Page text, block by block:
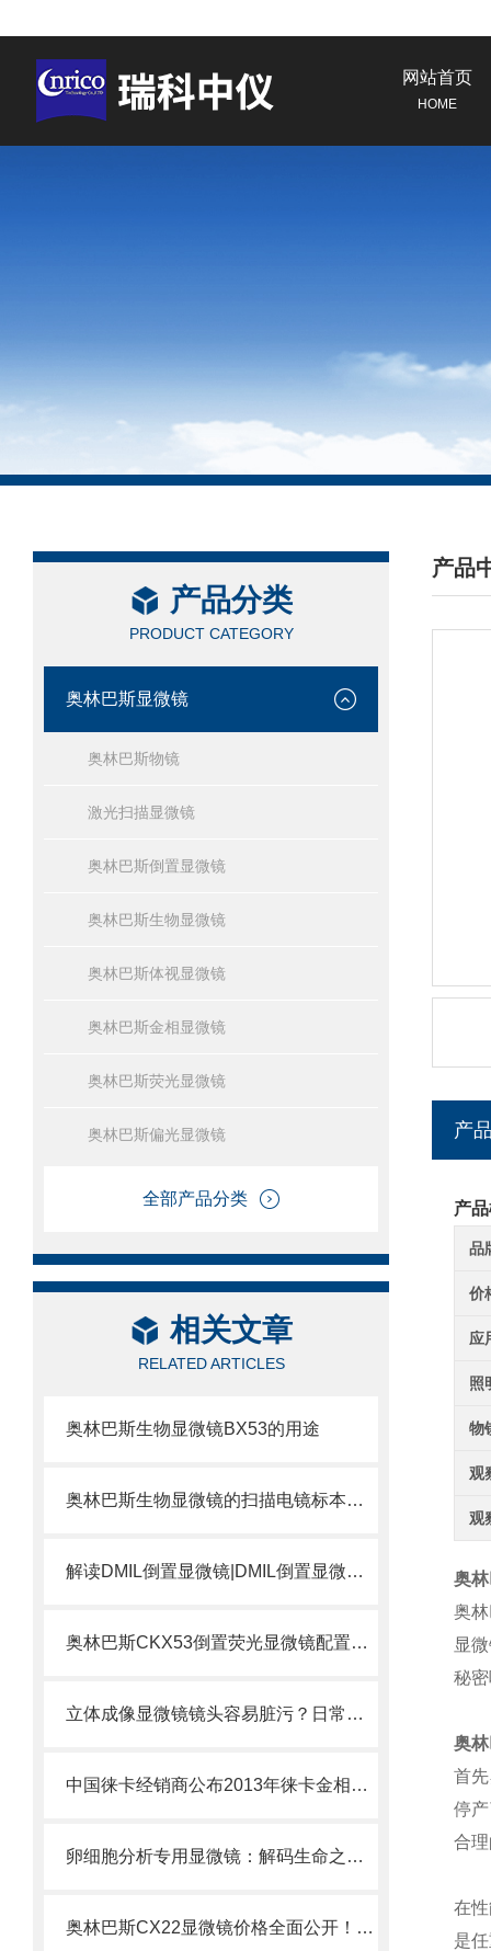
网站首页
HOME
产品分类
PRODUCT CATEGORY
奥林巴斯显微镜
奥林巴斯物镜
激光扫描显微镜
奥林巴斯倒置显微镜
奥林巴斯生物显微镜
奥林巴斯体视显微镜
奥林巴斯金相显微镜
奥林巴斯荧光显微镜
奥林巴斯偏光显微镜
全部产品分类
相关文章
RELATED ARTICLES
奥林巴斯生物显微镜BX53的用途
奥林巴斯生物显微镜的扫描电镜标本制备方法
解读DMIL倒置显微镜|DMIL倒置显微镜是什么？
奥林巴斯CKX53倒置荧光显微镜配置方案选择
立体成像显微镜镜头容易脏污？日常清洁与保养规范
中国徕卡经销商公布2013年徕卡金相显微镜价格表
卵细胞分析专用显微镜：解码生命之源的精密仪器
奥林巴斯CX22显微镜价格全面公开！！一律6折出售
产品
/
产
产
品
价
应
照
物
观
观
奥
奥
显
秘
奥
首
停
合
在
是